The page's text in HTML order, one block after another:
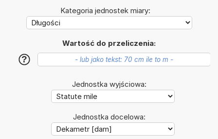
Kategoria jednostek miary:
Wartość do przeliczenia:
?
Jednostka wyjściowa:
Jednostka docelowa: